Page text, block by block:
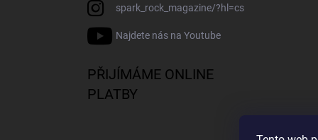
spark_rock_magazine/?hl=cs
Najdete nás na Youtube
PŘIJÍMÁME ONLINE
PLATBY